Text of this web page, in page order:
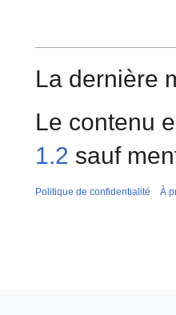
La dernière
Le contenu
1.2 sauf
Politique de confidentialité À